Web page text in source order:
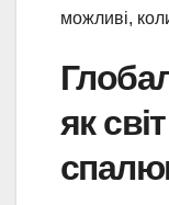
можливі,
як